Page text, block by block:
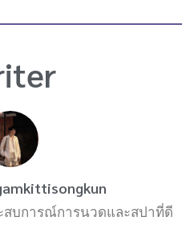
t
r
m
x
บการณ์การนวดและสปาที่ดี